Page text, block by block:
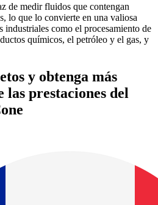
de medir fluidos que contengan
lo que lo convierte en una valiosa
industriales como el procesamiento de
químicos, el petróleo y el gas, y
y obtenga más
prestaciones del